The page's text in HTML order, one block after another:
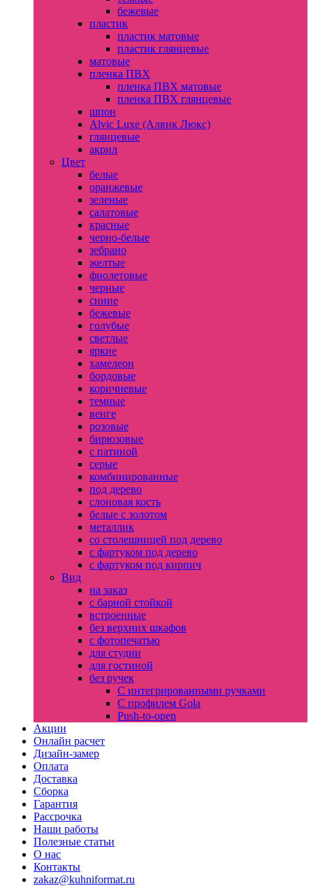
бежевые
пластик
пластик матовые
пластик глянцевые
матовые
пленка ПВХ
пленка ПВХ матовые
пленка ПВХ глянцевые
шпон
Alvic Luxe (Алвик Люкс)
глянцевые
акрил
Цвет
белые
оранжевые
зеленые
салатовые
красные
черно-белые
зебрано
желтые
фиолетовые
черные
синие
бежевые
голубые
светлые
яркие
хамелеон
бордовые
коричневые
темные
венге
розовые
бирюзовые
с патиной
серые
комбинированные
под дерево
слоновая кость
белые с золотом
металлик
со столешницей под дерево
с фартуком под дерево
с фартуком под кирпич
Вид
на заказ
с барной стойкой
встроенные
без верхних шкафов
с фотопечатью
для студии
для гостиной
без ручек
С интегрированными ручками
С профилем Gola
Push-to-open
Акции
Онлайн расчет
Дизайн-замер
Оплата
Доставка
Сборка
Гарантия
Рассрочка
Наши работы
Полезные статьи
О нас
Контакты
zakaz@kuhniformat.ru